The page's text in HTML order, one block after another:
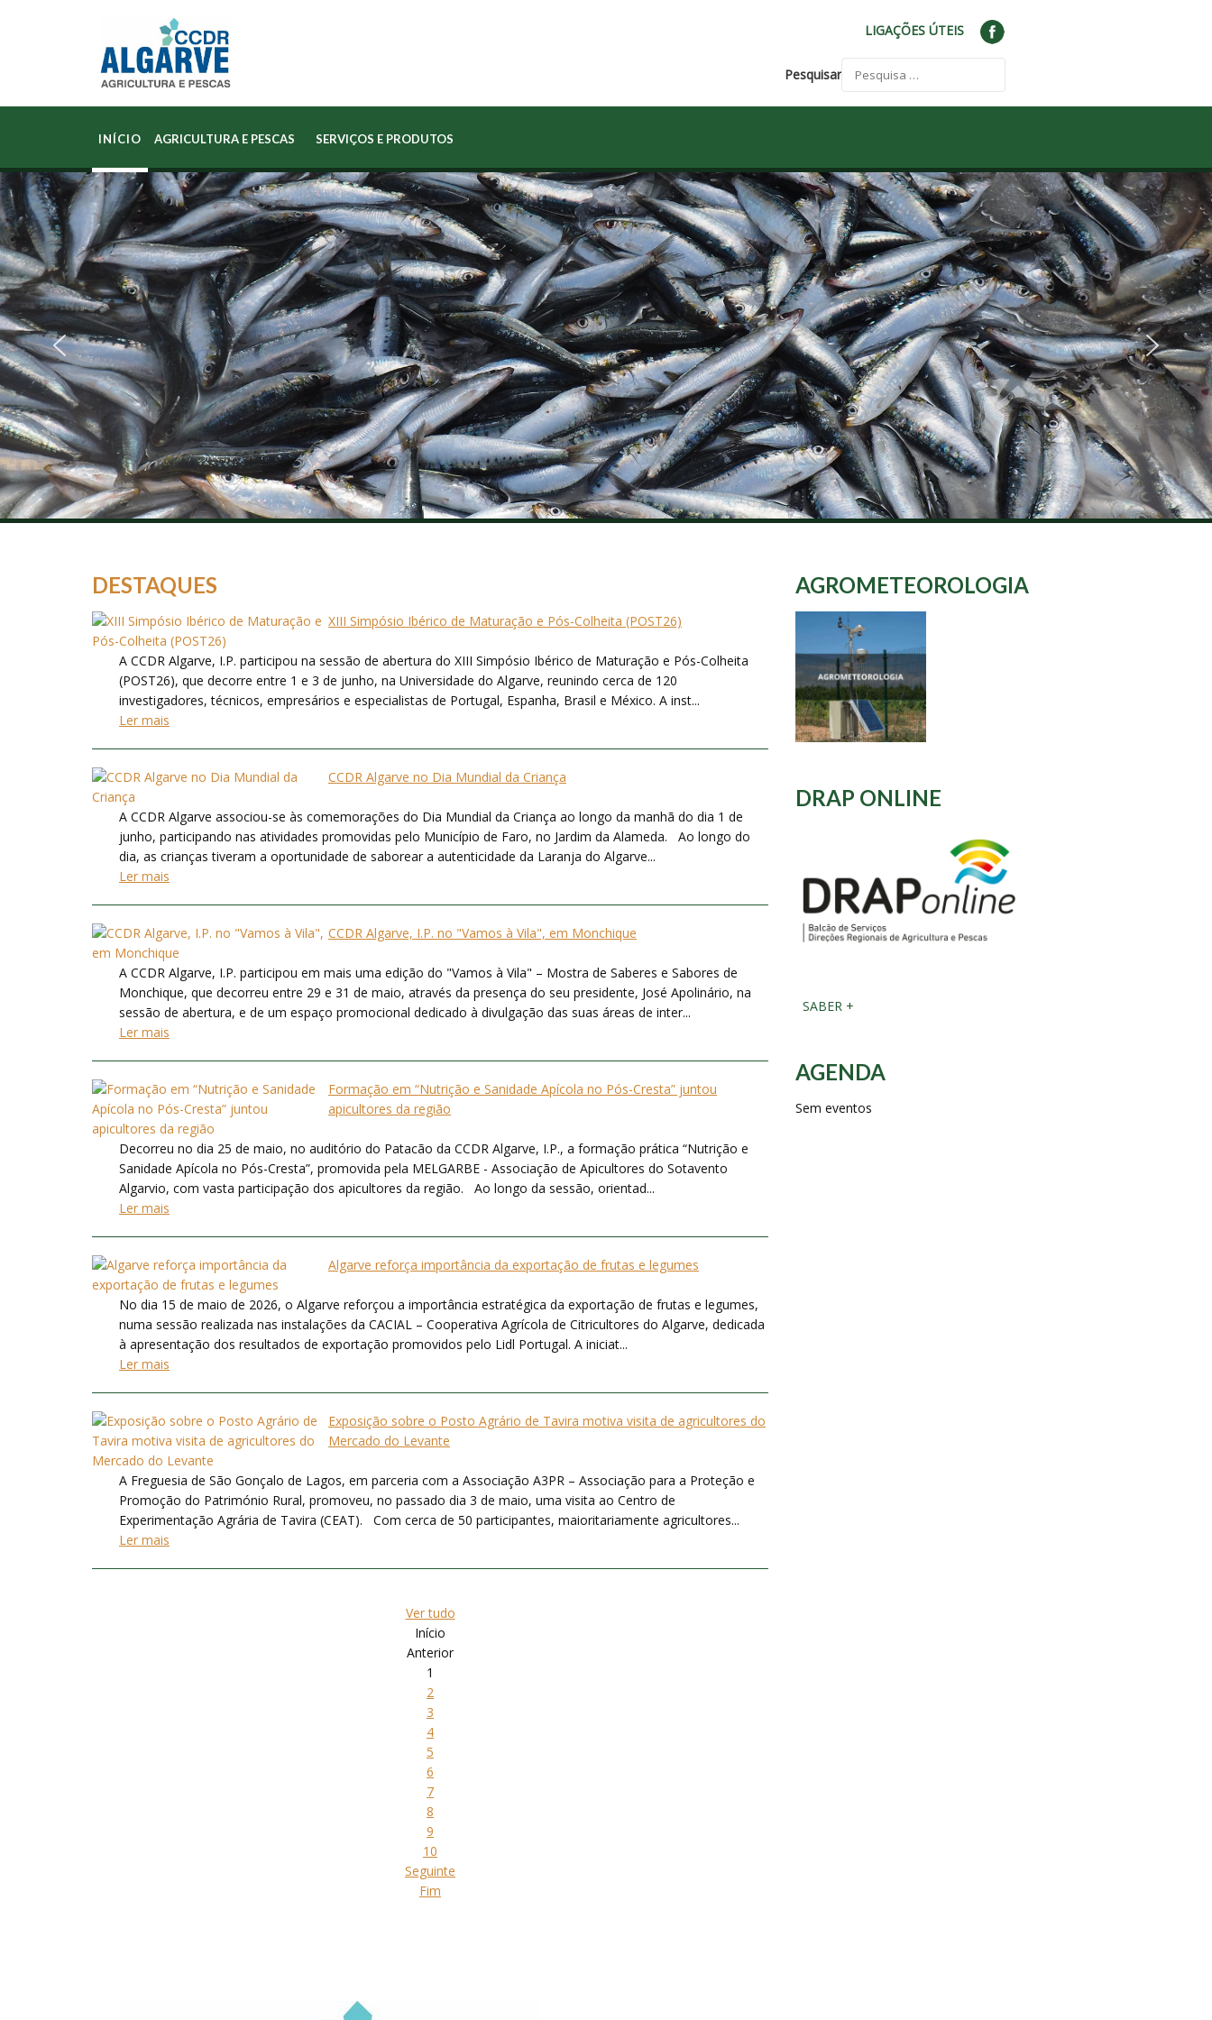
LIGAÇÕES ÚTEIS
Pesquisar
INÍCIO AGRICULTURA E PESCAS SERVIÇOS E PRODUTOS
DESTAQUES
XIII Simpósio Ibérico de Maturação e Pós-Colheita (POST26)
A CCDR Algarve, I.P. participou na sessão de abertura do XIII Simpósio Ibérico de Maturação e Pós-Colheita
(POST26), que decorre entre 1 e 3 de junho, na Universidade do Algarve, reunindo cerca de 120
investigadores, técnicos, empresários e especialistas de Portugal, Espanha, Brasil e México. A inst...
Ler mais
CCDR Algarve no Dia Mundial da Criança
A CCDR Algarve associou-se às comemorações do Dia Mundial da Criança ao longo da manhã do dia 1 de
junho, participando nas atividades promovidas pelo Município de Faro, no Jardim da Alameda. Ao longo do
dia, as crianças tiveram a oportunidade de saborear a autenticidade da Laranja do Algarve...
Ler mais
CCDR Algarve, I.P. no "Vamos à Vila", em Monchique
A CCDR Algarve, I.P. participou em mais uma edição do "Vamos à Vila" – Mostra de Saberes e Sabores de
Monchique, que decorreu entre 29 e 31 de maio, através da presença do seu presidente, José Apolinário, na
sessão de abertura, e de um espaço promocional dedicado à divulgação das suas áreas de inter...
Ler mais
Formação em “Nutrição e Sanidade Apícola no Pós-Cresta” juntou
apicultores da região
Decorreu no dia 25 de maio, no auditório do Patacão da CCDR Algarve, I.P., a formação prática “Nutrição e
Sanidade Apícola no Pós-Cresta”, promovida pela MELGARBE - Associação de Apicultores do Sotavento
Algarvio, com vasta participação dos apicultores da região. Ao longo da sessão, orientad...
Ler mais
Algarve reforça importância da exportação de frutas e legumes
No dia 15 de maio de 2026, o Algarve reforçou a importância estratégica da exportação de frutas e legumes,
numa sessão realizada nas instalações da CACIAL – Cooperativa Agrícola de Citricultores do Algarve, dedicada
à apresentação dos resultados de exportação promovidos pelo Lidl Portugal. A iniciat...
Ler mais
Exposição sobre o Posto Agrário de Tavira motiva visita de agricultores do
Mercado do Levante
A Freguesia de São Gonçalo de Lagos, em parceria com a Associação A3PR – Associação para a Proteção e
Promoção do Património Rural, promoveu, no passado dia 3 de maio, uma visita ao Centro de
Experimentação Agrária de Tavira (CEAT). Com cerca de 50 participantes, maioritariamente agricultores...
Ler mais
Ver tudo
Início
Anterior
1
2
3
4
5
6
7
8
9
10
Seguinte
Fim
AGROMETEOROLOGIA
DRAP ONLINE
SABER +
AGENDA
Sem eventos